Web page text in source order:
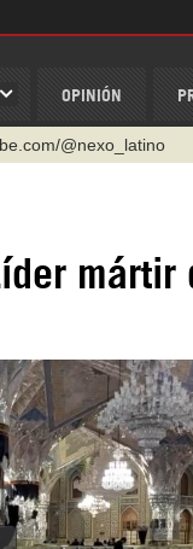
OPINIÓN
@nexo_latino
c/hispantv
+98 921 79 29 404
mártir